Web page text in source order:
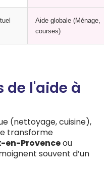
Aide globale (Ménage,
courses)
de l'aide à
(nettoyage, cuisine),
transforme
en-Provenceou
souvent d’un